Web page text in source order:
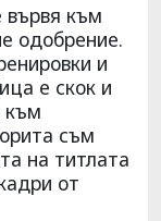
към
одобрение.
и
е скок и
към
съм
на титлата
от